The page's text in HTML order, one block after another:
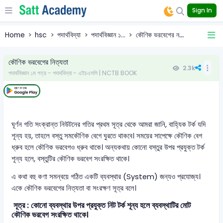
Sign In
Home hsc পদার্থবিদ্যা পদার্থবিজ্ঞান ১... কৌণিক ভরবেগের ন...
কৌণিক ভরবেগের নিত্যতা
পদার্থবিজ্ঞান ১ম পত্র - পদার্থবিদ্যা - এইচএসসি | NCTB BOOK
2.3k
ঘূর্ণন গতি সংক্রান্ত নিউটনের গতির প্রথম সূত্র থেকে আমরা জানি, বাহ্যিক টর্ক যদি
শূন্য হয়, তাহলে বস্তু সমকৌণিক বেগে ঘুরতে থাকবে। সময়ের সাপেক্ষে কৌণিক বেগ
ধ্রুব হলে কৌণিক ভরবেগও ধ্রুব থাকে। অন্যকথায় কোনো বস্তুর উপর প্রযুক্ত টর্ক
শূন্য হলে, বস্তুটির কৌণিক ভরবেগ সংরক্ষিত থাকে।
এ কথা বহু কণা সমন্বয়ে গঠিত একটি ব্যবস্থার (System) জন্যও প্রযোজ্য।
একে কৌণিক ভরবেগের নিত্যতা বা সংরক্ষণ সূত্র বলে।
সূত্র : কোনো ব্যবস্থার উপর প্রযুক্ত নিট টর্ক শূন্য হলে ব্যবস্থাটির মোট
কৌণিক ভরবেগ সংরক্ষিত থাকে।